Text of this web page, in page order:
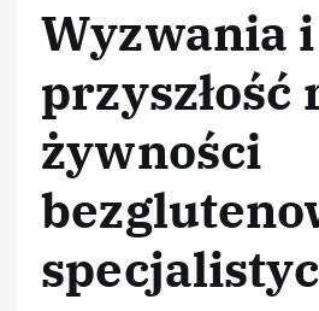
Wyzwania i
żywności